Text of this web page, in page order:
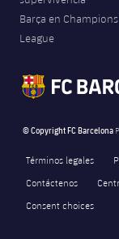
Barça en Champions
League
© Copyright FC Barcelona
Términos legales
Contáctenos
Consent choices